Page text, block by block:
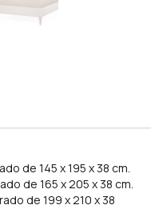
de 145 x 195 x 38 cm.
de 165 x 205 x 38 cm.
de 199 x 210 x 38